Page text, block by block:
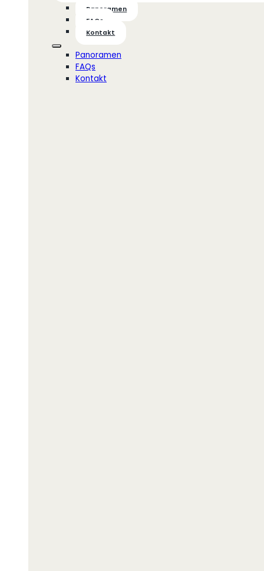
Panoramen
FAQs
Kontakt
Panoramen
FAQs
Kontakt